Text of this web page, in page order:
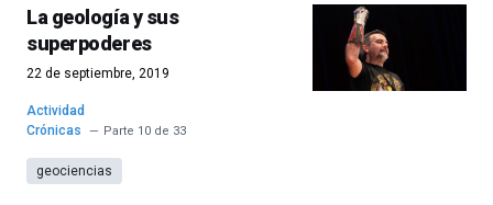
La geología y sus
superpoderes
22 de septiembre, 2019
Actividad
Crónicas
Parte 10 de 33
geociencias